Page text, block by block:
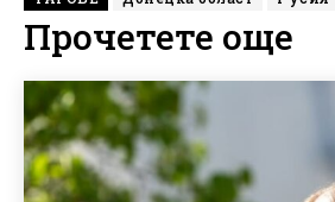
Прочетете още